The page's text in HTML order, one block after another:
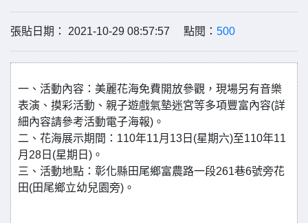
張貼日期： 2021-10-29 08:57:57 點閱： 500
一、活動內容：美麗花海免費開放參觀，現場另有音樂
表演、摸彩活動、親子遊戲氣墊迷宮等多項豐富內容(詳
細內容請參考活動電子海報)。
二、花海展示期間：110年11月13日(星期六)至110年11
月28日(星期日)。
三、活動地點：彰化縣田尾鄉富農路一段261巷6號旁花
田(田尾鄉立幼兒園旁)。